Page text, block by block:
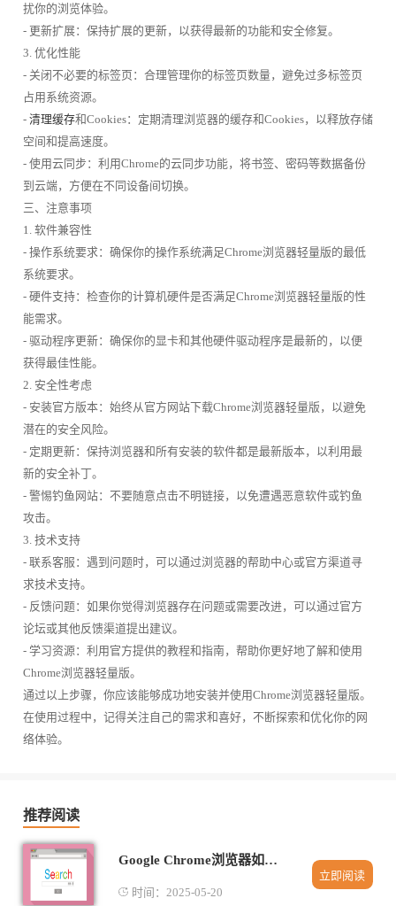
扰你的浏览体验。
- 更新扩展：保持扩展的更新，以获得最新的功能和安全修复。
3. 优化性能
- 关闭不必要的标签页：合理管理你的标签页数量，避免过多标签页
占用系统资源。
- 清理缓存和Cookies：定期清理浏览器的缓存和Cookies，以释放存储
空间和提高速度。
- 使用云同步：利用Chrome的云同步功能，将书签、密码等数据备份
到云端，方便在不同设备间切换。
三、注意事项
1. 软件兼容性
- 操作系统要求：确保你的操作系统满足Chrome浏览器轻量版的最低
系统要求。
- 硬件支持：检查你的计算机硬件是否满足Chrome浏览器轻量版的性
能需求。
- 驱动程序更新：确保你的显卡和其他硬件驱动程序是最新的，以便
获得最佳性能。
2. 安全性考虑
- 安装官方版本：始终从官方网站下载Chrome浏览器轻量版，以避免
潜在的安全风险。
- 定期更新：保持浏览器和所有安装的软件都是最新版本，以利用最
新的安全补丁。
- 警惕钓鱼网站：不要随意点击不明链接，以免遭遇恶意软件或钓鱼
攻击。
3. 技术支持
- 联系客服：遇到问题时，可以通过浏览器的帮助中心或官方渠道寻
求技术支持。
- 反馈问题：如果你觉得浏览器存在问题或需要改进，可以通过官方
论坛或其他反馈渠道提出建议。
- 学习资源：利用官方提供的教程和指南，帮助你更好地了解和使用
Chrome浏览器轻量版。
通过以上步骤，你应该能够成功地安装并使用Chrome浏览器轻量版。
在使用过程中，记得关注自己的需求和喜好，不断探索和优化你的网
络体验。
推荐阅读
Google Chrome浏览器如何提升视频播放的清晰度
时间：2025-05-20
立即阅读